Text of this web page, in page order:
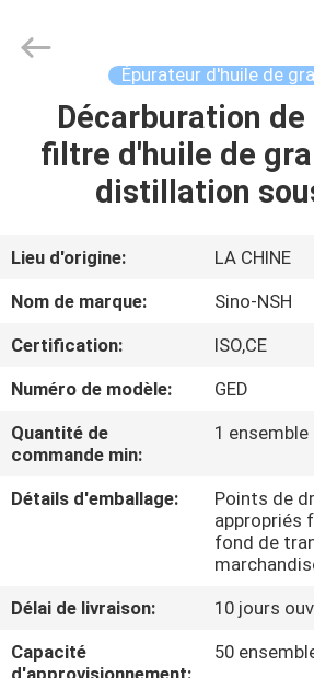
MAISON
PRODUITS
AU
SUJET
DE
VISITE
QUALITÉ
Purifier
Manufacture
Épurateur d'huile de
Décarburation
filtre d'huile de
distillation
Lieu d'origine:
LA CHINE
Nom de marque:
Sino-NSH
Certification:
ISO,CE
Numéro de modèle:
GED
Quantité de
commande min:
1 ensemble
Détails d'emballage:
Points de
appropriés
fond de
Délai de livraison:
10 jours
Capacité
50